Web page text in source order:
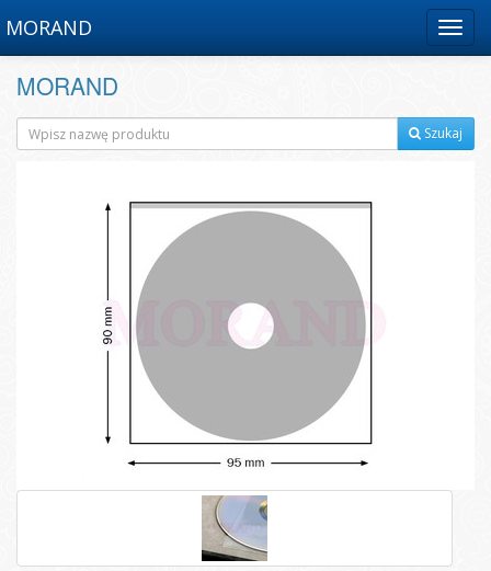
Menu
MORAND
MORAND
Szukaj